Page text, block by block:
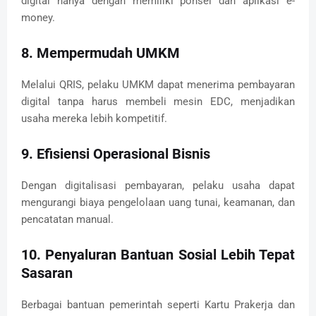
money.
8. Mempermudah UMKM
Melalui QRIS, pelaku UMKM dapat menerima pembayaran
digital tanpa harus membeli mesin EDC, menjadikan
usaha mereka lebih kompetitif.
9. Efisiensi Operasional Bisnis
Dengan digitalisasi pembayaran, pelaku usaha dapat
mengurangi biaya pengelolaan uang tunai, keamanan, dan
pencatatan manual.
10. Penyaluran Bantuan Sosial Lebih Tepat
Sasaran
Berbagai bantuan pemerintah seperti Kartu Prakerja dan